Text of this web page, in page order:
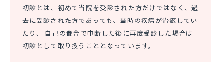
初診とは、初めて当院を受診された方だけではなく、過
去に受診された方であっても、当時の疾病が治癒してい
たり、 自己の都合で中断した後に再度受診した場合は
初診として取り扱うこととなっています。